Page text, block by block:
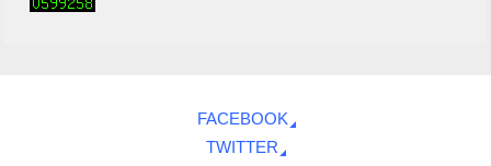
FACEBOOK
TWITTER